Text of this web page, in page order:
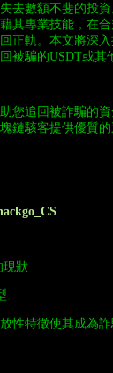
去數額不斐的投
其專業技能，在
正軌。本文將深
被騙的USDT或其
您追回被詐騙的
鏈駭客提供優質的
現狀
性特徵使其成為